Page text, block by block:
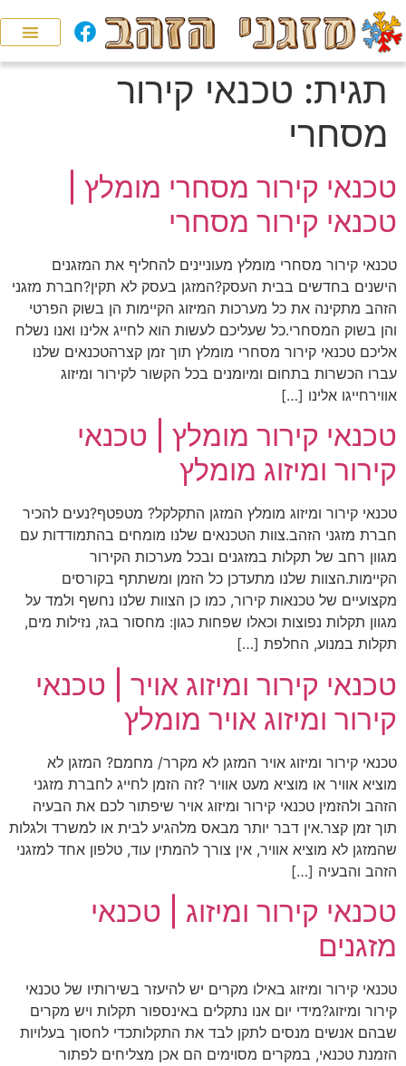
תגית: טכנאי קירור
מסחרי
טכנאי קירור מסחרי מומלץ |
טכנאי קירור מסחרי
טכנאי קירור מסחרי מומלץ מעוניינים להחליף את המזגנים
הישנים בחדשים בבית העסק?המזגן בעסק לא תקין?חברת מזגני
הזהב מתקינה את כל מערכות המיזוג הקיימות הן בשוק הפרטי
והן בשוק המסחרי.כל שעליכם לעשות הוא לחייג אלינו ואנו נשלח
אליכם טכנאי קירור מסחרי מומלץ תוך זמן קצרהטכנאים שלנו
עברו הכשרות בתחום ומיומנים בכל הקשור לקירור ומיזוג
אווירחייגו אלינו […]
טכנאי קירור מומלץ | טכנאי
קירור ומיזוג מומלץ
טכנאי קירור ומיזוג מומלץ המזגן התקלקל? מטפטף?נעים להכיר
חברת מזגני הזהב.צוות הטכנאים שלנו מומחים בהתמודדות עם
מגוון רחב של תקלות במזגנים ובכל מערכות הקירור
הקיימות.הצוות שלנו מתעדכן כל הזמן ומשתתף בקורסים
מקצועיים של טכנאות קירור, כמו כן הצוות שלנו נחשף ולמד על
מגוון תקלות נפוצות וכאלו שפחות כגון: מחסור בגז, נזילות מים,
תקלות במנוע, החלפת […]
טכנאי קירור ומיזוג אויר | טכנאי
קירור ומיזוג אויר מומלץ
טכנאי קירור ומיזוג אויר המזגן לא מקרר/ מחמם? המזגן לא
מוציא אוויר או מוציא מעט אוויר ?זה הזמן לחייג לחברת מזגני
הזהב ולהזמין טכנאי קירור ומיזוג אויר שיפתור לכם את הבעיה
תוך זמן קצר.אין דבר יותר מבאס מלהגיע לבית או למשרד ולגלות
שהמזגן לא מוציא אוויר, אין צורך להמתין עוד, טלפון אחד למזגני
הזהב והבעיה […]
טכנאי קירור ומיזוג | טכנאי
מזגנים
טכנאי קירור ומיזוג באילו מקרים יש להיעזר בשירותיו של טכנאי
קירור ומיזוג?מידי יום אנו נתקלים באינספור תקלות ויש מקרים
שבהם אנשים מנסים לתקן לבד את התקלותכדי לחסוך בעלויות
הזמנת טכנאי, במקרים מסוימים הם אכן מצליחים לפתור